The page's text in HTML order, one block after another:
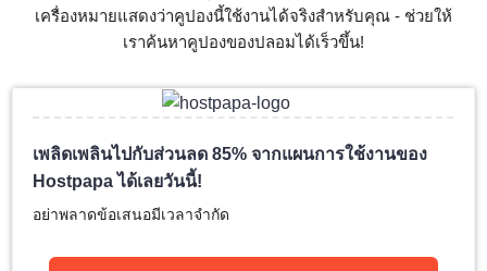
เครื่องหมายแสดงว่าคูปองนี้ใช้งานได้จริงสำหรับคุณ - ช่วยให้
เราค้นหาคูปองของปลอมได้เร็วขึ้น!
เพลิดเพลินไปกับส่วนลด 85% จากแผนการใช้งานของ
Hostpapa ได้เลยวันนี้!
อย่าพลาดข้อเสนอมีเวลาจำกัด